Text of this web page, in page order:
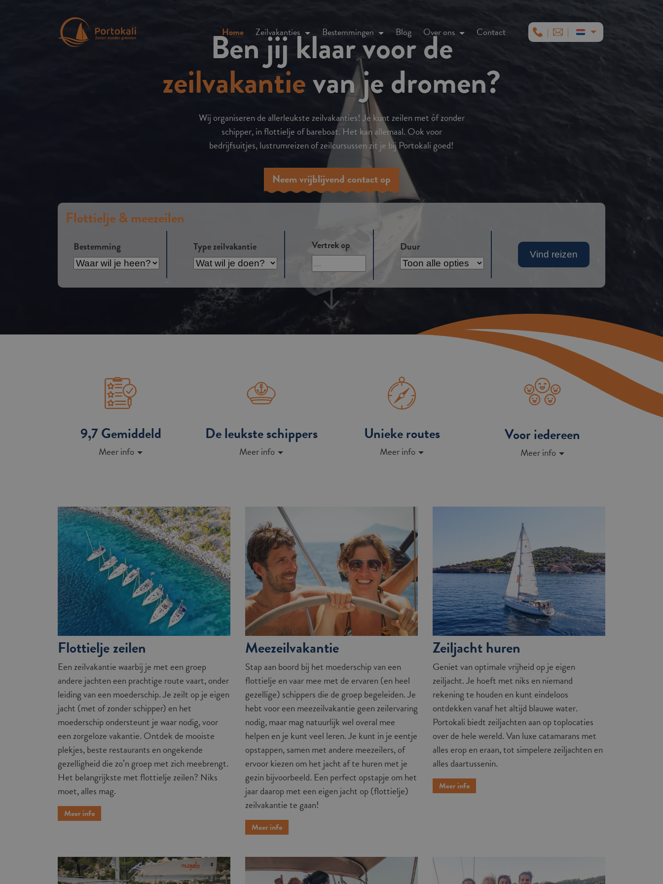
Home Zeilvakanties Bestemmingen Blog Over ons Contact | |
Ben jij klaar voor de
zeilvakantievan je dromen?
Wij organiseren de allerleukste zeilvakanties! Je kunt zeilen met óf zonder
schipper, in flottielje of bareboat. Het kan allemaal. Ook voor
bedrijfsuitjes, lustrumreizen of zeilcursussen zit je bij Portokali goed!
Neem vrijblijvend contact op
Flottielje & meezeilen
Bestemming
Bestemming
Type zeilvakantie
Type
Vertrek op
op
Duur
Duur
9,7 Gemiddeld
Meer info
De leukste schippers
Meer info
Unieke routes
Meer info
Voor iedereen
Meer info
Flottielje zeilen
Een zeilvakantie waarbij je met een groep
andere jachten een prachtige route vaart, onder
leiding van een moederschip. Je zeilt op je eigen
jacht (met of zonder schipper) en het
moederschip ondersteunt je waar nodig, voor
een zorgeloze vakantie. Ontdek de mooiste
plekjes, beste restaurants en ongekende
gezelligheid die zo’n groep met zich meebrengt.
Het belangrijkste met flottielje zeilen? Niks
moet, alles mag.
Meer info
Meezeilvakantie
Stap aan boord bij het moederschip van een
flottielje en vaar mee met de ervaren (en heel
gezellige) schippers die de groep begeleiden. Je
hebt voor een meezeilvakantie geen zeilervaring
nodig, maar mag natuurlijk wel overal mee
helpen en je kunt veel leren. Je kunt in je eentje
opstappen, samen met andere meezeilers, of
ervoor kiezen om het jacht af te huren met je
gezin bijvoorbeeld. Een perfect opstapje om het
jaar daarop met een eigen jacht op (flottielje)
zeilvakantie te gaan!
Meer info
Zeiljacht huren
Geniet van optimale vrijheid op je eigen
zeiljacht. Je hoeft met niks en niemand
rekening te houden en kunt eindeloos
ontdekken vanaf het altijd blauwe water.
Portokali biedt zeiljachten aan op toplocaties
over de hele wereld. Van luxe catamarans met
alles erop en eraan, tot simpelere zeiljachten en
alles daartussenin.
Meer info